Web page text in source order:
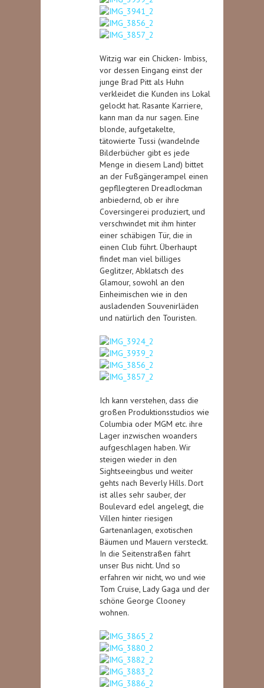
Witzig war ein Chicken- Imbiss,
vor dessen Eingang einst der
junge Brad Pitt als Huhn
verkleidet die Kunden ins Lokal
gelockt hat. Rasante Karriere,
kann man da nur sagen. Eine
blonde, aufgetakelte,
tätowierte Tussi (wandelnde
Bilderbücher gibt es jede
Menge in diesem Land) bittet
an der Fußgängerampel einen
gepfllegteren Dreadlockman
anbiedernd, ob er ihre
Coversingerei produziert, und
verschwindet mit ihm hinter
einer schäbigen Tür, die in
einen Club führt. Überhaupt
findet man viel billiges
Geglitzer, Abklatsch des
Glamour, sowohl an den
Einheimischen wie in den
ausladenden Souvenirläden
und natürlich den Touristen.
Ich kann verstehen, dass die
großen Produktionsstudios wie
Columbia oder MGM etc. ihre
Lager inzwischen woanders
aufgeschlagen haben. Wir
steigen wieder in den
Sightseeingbus und weiter
gehts nach Beverly Hills. Dort
ist alles sehr sauber, der
Boulevard edel angelegt, die
Villen hinter riesigen
Gartenanlagen, exotischen
Bäumen und Mauern versteckt.
In die Seitenstraßen fährt
unser Bus nicht. Und so
erfahren wir nicht, wo und wie
Tom Cruise, Lady Gaga und der
schöne George Clooney
wohnen.